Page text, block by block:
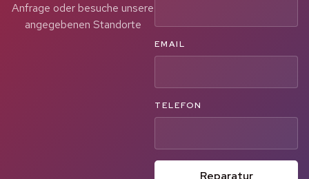
Anfrage oder besuche unsere
angegebenen Standorte
EMAIL
TELEFON